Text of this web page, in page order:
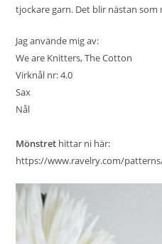
tjockare garn. Det blir nästan
Jag använde mig av:
We are Knitters, The Cotton
Virknål nr: 4.0
Sax
Nål
Mönstret hittar ni här:
https://www.ravelry.com/